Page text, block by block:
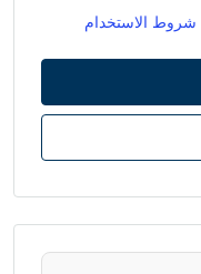
شروط الاستخدام